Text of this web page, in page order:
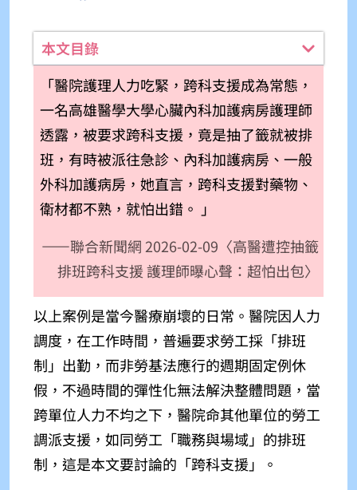
本文目錄
「醫院護理人力吃緊，跨科支援成為常態，
一名高雄醫學大學心臟內科加護病房護理師
透露，被要求跨科支援，竟是抽了籤就被排
班，有時被派往急診、內科加護病房、一般
外科加護病房，她直言，跨科支援對藥物、
衛材都不熟，就怕出錯。 」
——聯合新聞網 2026-02-09 〈高醫遭控抽籤
排班跨科支援 護理師曝心聲：超怕出包〉
以上案例是當今醫療崩壞的日常。醫院因人力
調度，在工作時間，普遍要求勞工採「排班
制」出勤，而非勞基法應行的週期固定例休
假，不過時間的彈性化無法解決整體問題，當
跨單位人力不均之下，醫院命其他單位的勞工
調派支援，如同勞工「職務與場域」的排班
制，這是本文要討論的「跨科支援」。